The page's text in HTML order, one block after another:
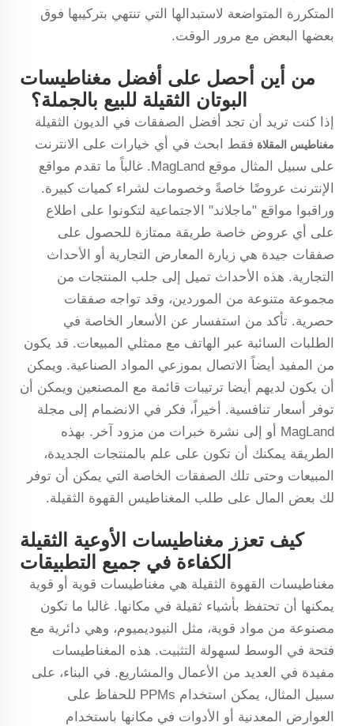
المتكررة المتواضعة لاستبدالها التي تنتهي بتركيبها فوق
بعضها البعض مع مرور الوقت.
من أين أحصل على أفضل مغناطيسات
البوتان الثقيلة للبيع بالجملة؟
إذا كنت تريد أن تجد أفضل الصفقات في الديون الثقيلة
مغناطيس المقلاة فقط ابحث في أي خيارات على الانترنت
على سبيل المثال موقع MagLand. غالباً ما تقدم مواقع
الإنترنت عروضًا خاصةً وخصومات لشراء كميات كبيرة.
وراقبوا مواقع "ماجلاند" الاجتماعية لتكونوا على اطلاع
على أي عروض خاصة طريقة ممتازة للحصول على
صفقات جيدة هي زيارة المعارض التجارية أو الأحداث
التجارية. هذه الأحداث تميل إلى جلب المنتجات من
مجموعة متنوعة من الموردين، وقد تواجه صفقات
حصرية. تأكد من استفسار عن الأسعار الخاصة في
الطلبات السائبة عبر الهاتف مع ممثلي المبيعات. قد يكون
من المفيد أيضاً الاتصال بموزعي المواد الصناعية. ويمكن
أن يكون لديهم أيضا ترتيبات قائمة مع المصنعين ويمكن أن
توفر أسعار تنافسية. أخيراً، فكر في الانضمام إلى مجلة
MagLand أو إلى نشرة خبرات من مزود آخر. بهذه
الطريقة يمكنك أن تكون على علم بالمنتجات الجديدة،
المبيعات وحتى تلك الصفقات الخاصة التي يمكن أن توفر
لك بعض المال على طلب المغناطيس القهوة الثقيلة.
كيف تعزز مغناطيسات الأوعية الثقيلة
الكفاءة في جميع التطبيقات
مغناطيسات القهوة الثقيلة هي مغناطيسات قوية أو قوية
يمكنها أن تحتفظ بأشياء ثقيلة في مكانها. غالبا ما تكون
مصنوعة من مواد قوية، مثل النيوديميوم، وهي دائرية مع
فتحة في الوسط لسهولة التثبيت. هذه المغناطيسات
مفيدة في العديد من الأعمال والمشاريع. في البناء، على
سبيل المثال، يمكن استخدام PPMs للحفاظ على
العوارض المعدنية أو الأدوات في مكانها باستخدام